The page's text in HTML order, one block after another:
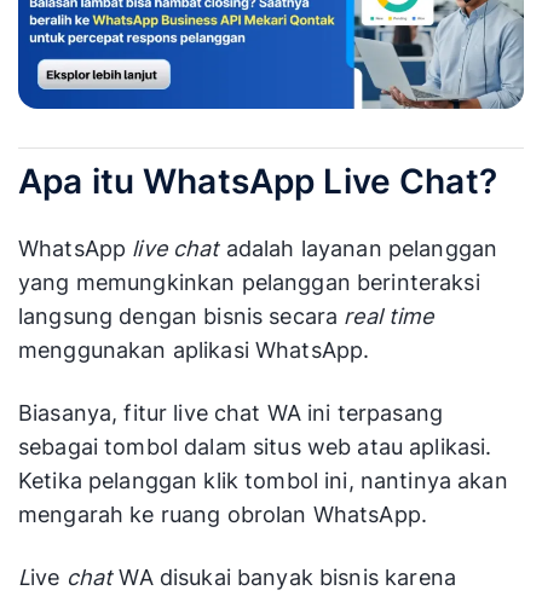
Apa itu WhatsApp Live Chat?
WhatsApp live chatadalah layanan pelanggan
yang memungkinkan pelanggan berinteraksi
langsung dengan bisnis secara real time
menggunakan aplikasi WhatsApp.
Biasanya, fitur live chat WA ini terpasang
sebagai tombol dalam situs web atau aplikasi.
Ketika pelanggan klik tombol ini, nantinya akan
mengarah ke ruang obrolan WhatsApp.
Live chatWA disukai banyak bisnis karena